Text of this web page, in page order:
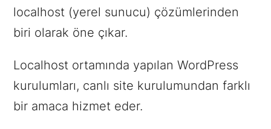
localhost (yerel sunucu) çözümlerinden
biri olarak öne çıkar.
Localhost ortamında yapılan WordPress
kurulumları, canlı site kurulumundan farklı
bir amaca hizmet eder.